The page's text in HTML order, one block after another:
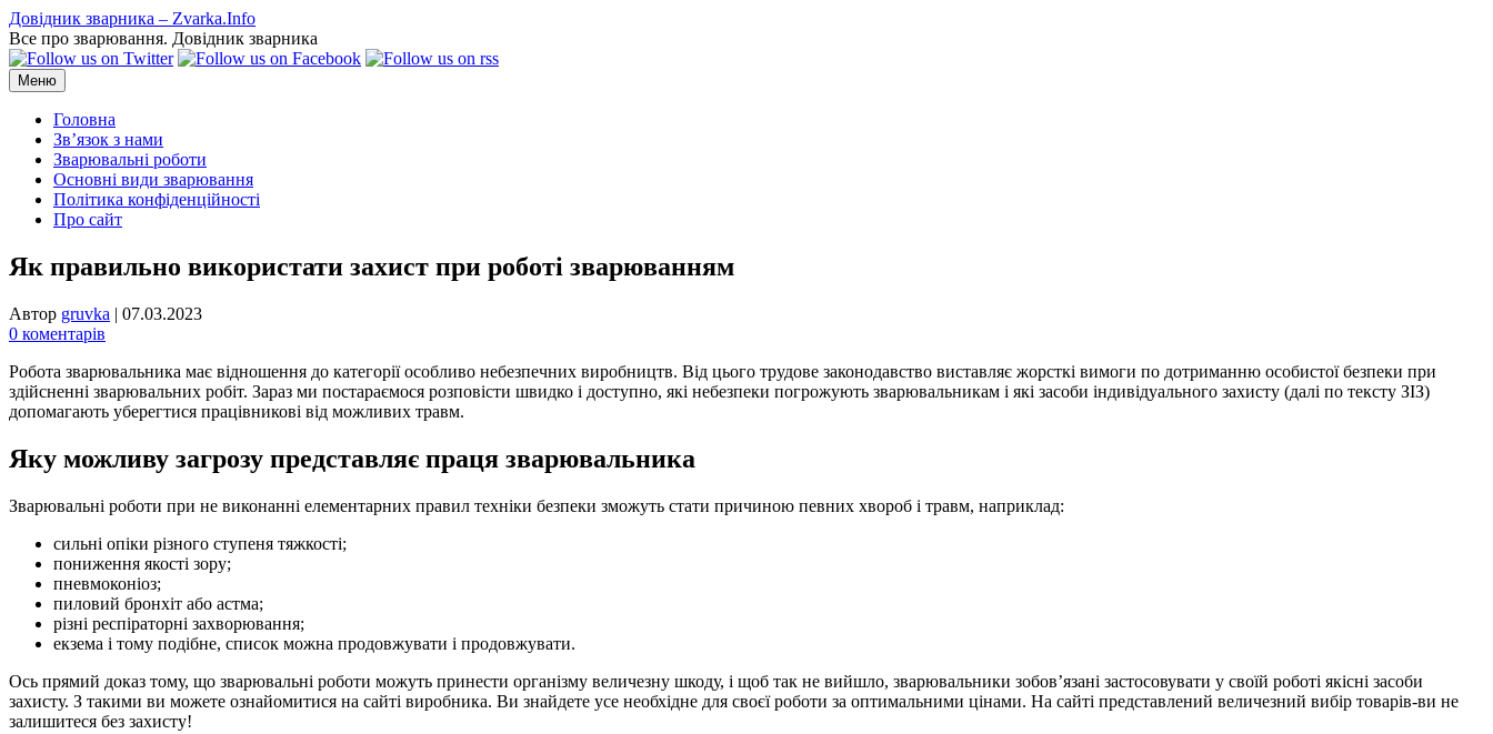
Перейти
до
вмісту
Довідник зварника – Zvarka.Info
Все про зварювання. Довідник зварника
Меню
Головна
Зв’язок з нами
Зварювальні роботи
Основні види зварювання
Політика конфіденційності
Про сайт
Як правильно використати захист при роботі зварюванням
Автор gruvka | 07.03.2023
0 коментарів
Робота зварювальника має відношення до категорії особливо небезпечних виробництв. Від цього трудове законодавство виставляє жорсткі вимоги по дотриманню особистої безпеки при
здійсненні зварювальних робіт. Зараз ми постараємося розповісти швидко і доступно, які небезпеки погрожують зварювальникам і які засоби індивідуального захисту (далі по тексту ЗІЗ)
допомагають уберегтися працівникові від можливих травм.
Яку можливу загрозу представляє праця зварювальника
Зварювальні роботи при не виконанні елементарних правил техніки безпеки зможуть стати причиною певних хвороб і травм, наприклад:
сильні опіки різного ступеня тяжкості;
пониження якості зору;
пневмоконіоз;
пиловий бронхіт або астма;
різні респіраторні захворювання;
екзема і тому подібне, список можна продовжувати і продовжувати.
Ось прямий доказ тому, що зварювальні роботи можуть принести організму величезну шкоду, і щоб так не вийшло, зварювальники зобов’язані застосовувати у своїй роботі якісні засоби
захисту. З такими ви можете ознайомитися на сайті виробника. Ви знайдете усе необхідне для своєї роботи за оптимальними цінами. На сайті представлений величезний вибір товарів-ви не
залишитеся без захисту!